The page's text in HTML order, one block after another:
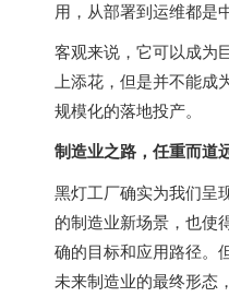
用，从部署到运维都是
客观来说，它可以成为
上添花，但是并不能成
规模化的落地投产。
制造业之路，任重而道
黑灯工厂确实为我们呈
的制造业新场景，也使
确的目标和应用路径。
未来制造业的最终形态